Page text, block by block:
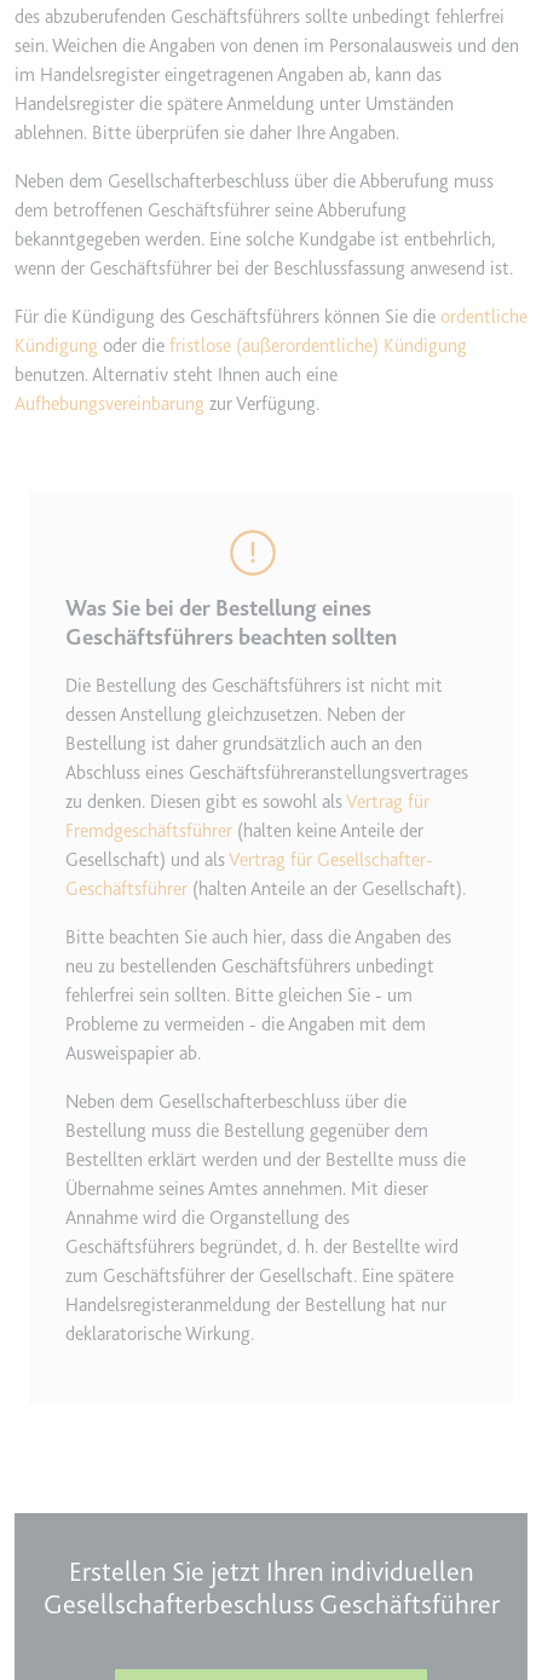
des abzuberufenden Geschäftsführers sollte unbedingt fehlerfrei
sein. Weichen die Angaben von denen im Personalausweis und den
im Handelsregister eingetragenen Angaben ab, kann das
Handelsregister die spätere Anmeldung unter Umständen
ablehnen. Bitte überprüfen sie daher Ihre Angaben.
Neben dem Gesellschafterbeschluss über die Abberufung muss
dem betroffenen Geschäftsführer seine Abberufung
bekanntgegeben werden. Eine solche Kundgabe ist entbehrlich,
wenn der Geschäftsführer bei der Beschlussfassung anwesend ist.
Für die Kündigung des Geschäftsführers können Sie die ordentliche
Kündigung oder die fristlose (außerordentliche) Kündigung
benutzen. Alternativ steht Ihnen auch eine
Aufhebungsvereinbarung zur Verfügung.
Was Sie bei der Bestellung eines
Geschäftsführers beachten sollten
Die Bestellung des Geschäftsführers ist nicht mit
dessen Anstellung gleichzusetzen. Neben der
Bestellung ist daher grundsätzlich auch an den
Abschluss eines Geschäftsführeranstellungsvertrages
zu denken. Diesen gibt es sowohl alsVertrag für
Fremdgeschäftsführer (halten keine Anteile der
Gesellschaft) und alsVertrag für Gesellschafter-
Geschäftsführer (halten Anteile an der Gesellschaft).
Bitte beachten Sie auch hier, dass die Angaben des
neu zu bestellenden Geschäftsführers unbedingt
fehlerfrei sein sollten. Bitte gleichen Sie - um
Probleme zu vermeiden - die Angaben mit dem
Ausweispapier ab.
Neben dem Gesellschafterbeschluss über die
Bestellung muss die Bestellung gegenüber dem
Bestellten erklärt werden und der Bestellte muss die
Übernahme seines Amtes annehmen. Mit dieser
Annahme wird die Organstellung des
Geschäftsführers begründet, d. h. der Bestellte wird
zum Geschäftsführer der Gesellschaft. Eine spätere
Handelsregisteranmeldung der Bestellung hat nur
deklaratorische Wirkung.
Erstellen Sie jetzt Ihren individuellen
Gesellschafterbeschluss Geschäftsführer